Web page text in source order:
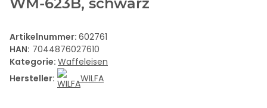
Artikelnummer: 602761
HAN: 7044876027610
Kategorie: Waffeleisen
Hersteller:
WILFA